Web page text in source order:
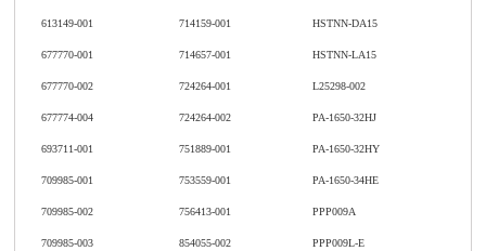
613149-001 714159-001 HSTNN-DA15
677770-001 714657-001 HSTNN-LA15
677770-002 724264-001 L25298-002
677774-004 724264-002 PA-1650-32HJ
693711-001 751889-001 PA-1650-32HY
709985-001 753559-001 PA-1650-34HE
709985-002 756413-001 PPP009A
709985-003 854055-002 PPP009L-E